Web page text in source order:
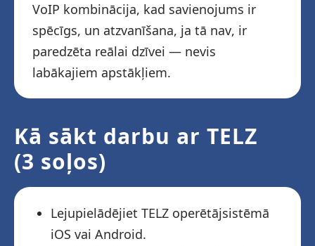
VoIP kombinācija, kad savienojums ir
spēcīgs, un atzvanīšana, ja tā nav, ir
paredzēta reālai dzīvei — nevis
labākajiem apstākļiem.
Kā sākt darbu ar TELZ
(3 soļos)
Lejupielādējiet TELZ operētājsistēmā
iOS vai Android.